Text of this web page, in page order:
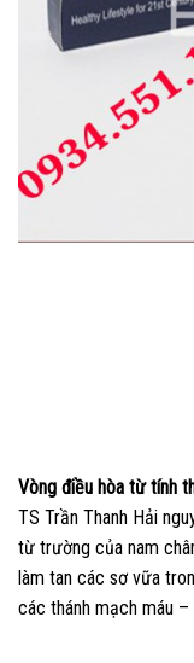
Vòng điều hòa từ tính
TS Trần Thanh Hải
từ trường của nam
làm tan các sơ vữa
các thánh mạch máu